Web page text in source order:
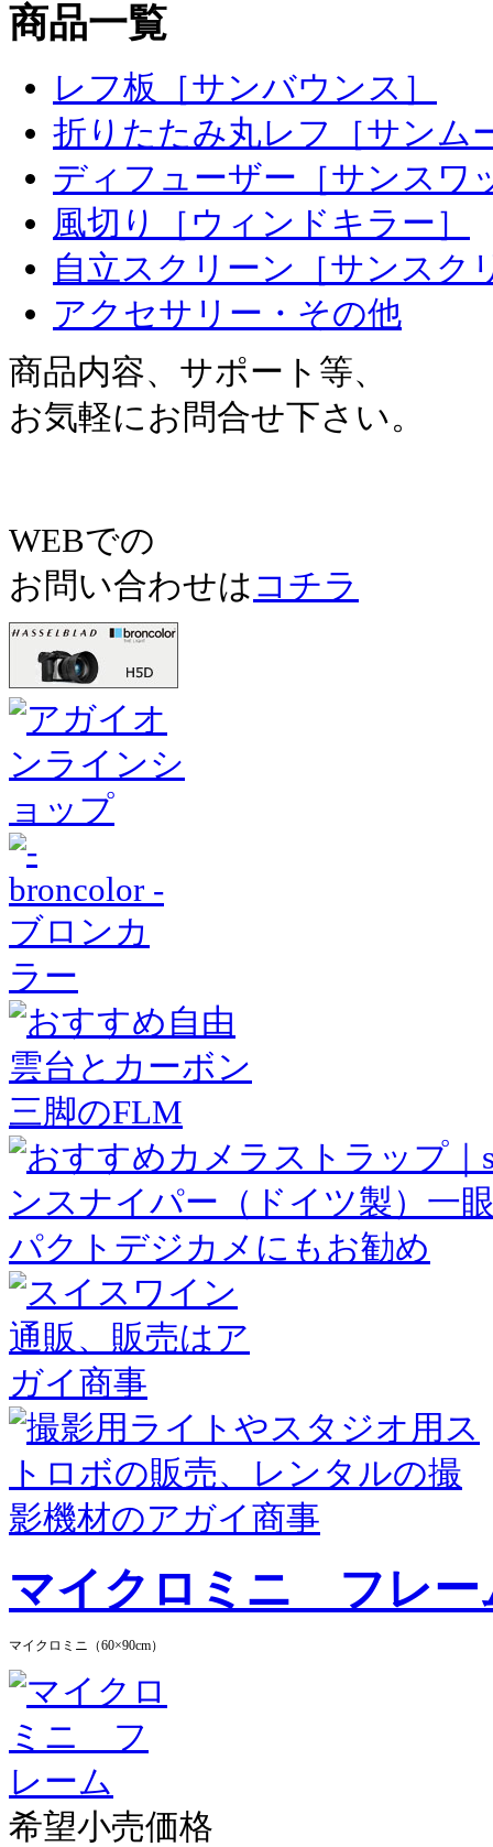
商品一覧
レフ板［サンバウンス］
折りたたみ丸レフ［サンム
ディフューザー［サンスワ
風切り［ウィンドキラー］
自立スクリーン［サンスク
アクセサリー・その他
商品内容、サポート等、
お気軽にお問合せ下さい。
WEBでの
お問い合わせは コチラ
マイクロミニ フレー
マイクロミニ（60×90cm）
希望小売価格